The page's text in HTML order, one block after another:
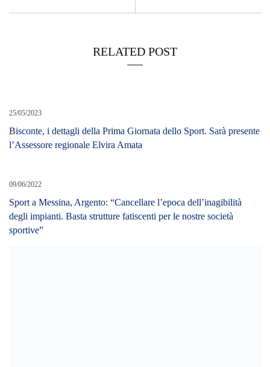
RELATED POST
25/05/2023
Bisconte, i dettagli della Prima Giornata dello Sport. Sarà presente
l’Assessore regionale Elvira Amata
09/06/2022
Sport a Messina, Argento: “Cancellare l’epoca dell’inagibilità
degli impianti. Basta strutture fatiscenti per le nostre società
sportive”